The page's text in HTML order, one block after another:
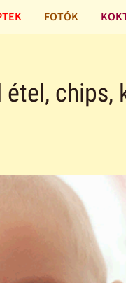
FOTÓK
chips,